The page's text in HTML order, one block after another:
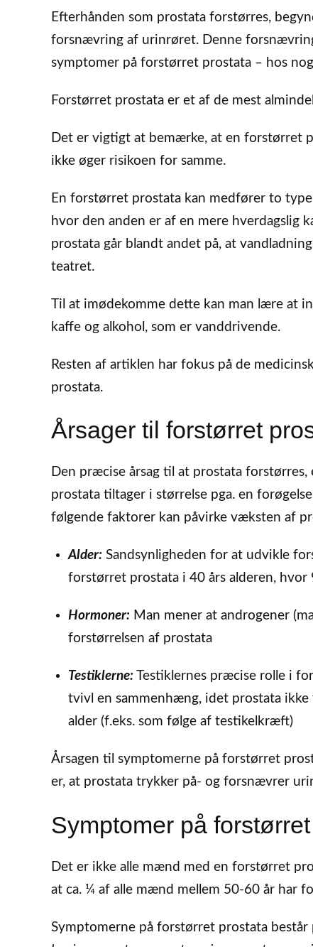
Efterhånden som prostata forstørres,
forsnævring af urinrøret. Denne
symptomer på forstørret prostata – hos
Forstørret prostata er et af de mest
Det er vigtigt at bemærke, at en forstørret
ikke øger risikoen for samme.
En forstørret prostata kan medfører to
hvor den anden er af en mere hverdagslig
prostata går blandt andet på, at
teatret.
Til at imødekomme dette kan man lære at
kaffe og alkohol, som er vanddrivende.
Resten af artiklen har fokus på de
prostata.
Årsager til forstørret
Den præcise årsag til at prostata
prostata tiltager i størrelse pga. en
følgende faktorer kan påvirke væksten af
Alder: Sandsynligheden for at udvikle
forstørret prostata i 40 års alderen,
Hormoner: Man mener at androgener
forstørrelsen af prostata
Testiklerne: Testiklernes præcise rolle i
tvivl en sammenhæng, idet prostata
alder (f.eks. som følge af testikelkræft)
Årsagen til symptomerne på forstørret
er, at prostata trykker på- og forsnævrer
Symptomer på
Det er ikke alle mænd med en forstørret
at ca. ¼ af alle mænd mellem 50-60 år har
Symptomerne på forstørret prostata